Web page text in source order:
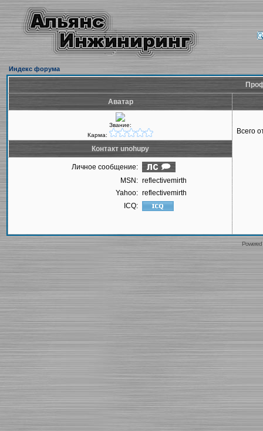
Индекс форума
Аватар
Звание:
Карма:
Всего
Контакт unohupy
Личное сообщение:
MSN: reflectivemirth
Yahoo: reflectivemirth
ICQ: